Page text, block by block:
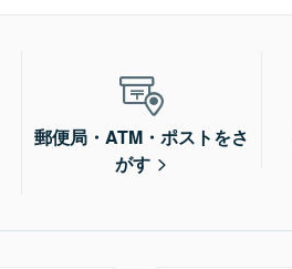
郵便局・ATM・ポストをさ
がす